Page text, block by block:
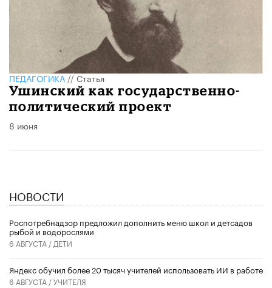
ПЕДАГОГИКА//Статья
Ушинский как государственно-
политический проект
8 июня
НОВОСТИ
Роспотребнадзор предложил дополнить меню школ и детсадов
рыбой и водорослями
6 АВГУСТА / ДЕТИ
​Яндекс обучил более 20 тысяч учителей использовать ИИ в работе
6 АВГУСТА /УЧИТЕЛЯ